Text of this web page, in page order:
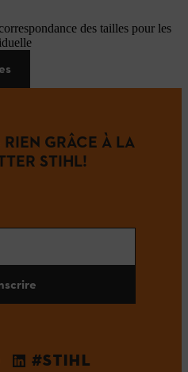
des tailles pour les
RIEN GRÂCE À LA
STIHL!
#STIHL